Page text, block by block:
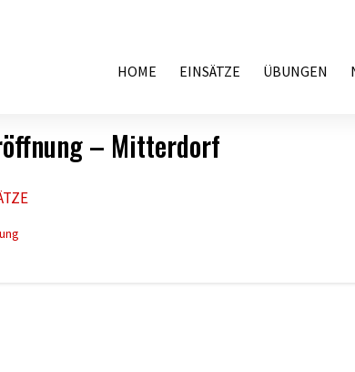
HOME EINSÄTZE ÜBUNGEN
– Mitterdorf